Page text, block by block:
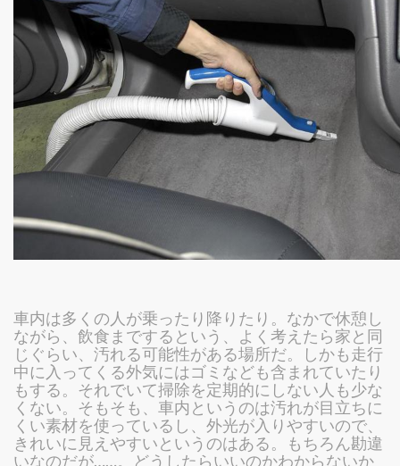
車内は多くの人が乗ったり降りたり。なかで休憩し
ながら、飲食までするという、よく考えたら家と同
じぐらい、汚れる可能性がある場所だ。しかも走行
中に入ってくる外気にはゴミなども含まれていたり
もする。それでいて掃除を定期的にしない人も少な
くない。そもそも、車内というのは汚れが目立ちに
くい素材を使っているし、外光が入りやすいので、
きれいに見えやすいというのはある。もちろん勘違
いなのだが……。どうしたらいいのかわからないか